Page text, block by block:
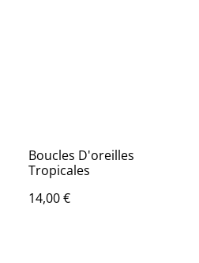
Boucles D'oreilles
Tropicales
14,00 €